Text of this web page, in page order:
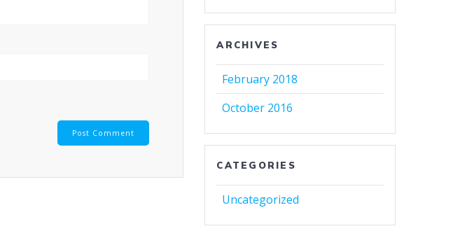
ARCHIVES
February 2018
October 2016
CATEGORIES
Uncategorized